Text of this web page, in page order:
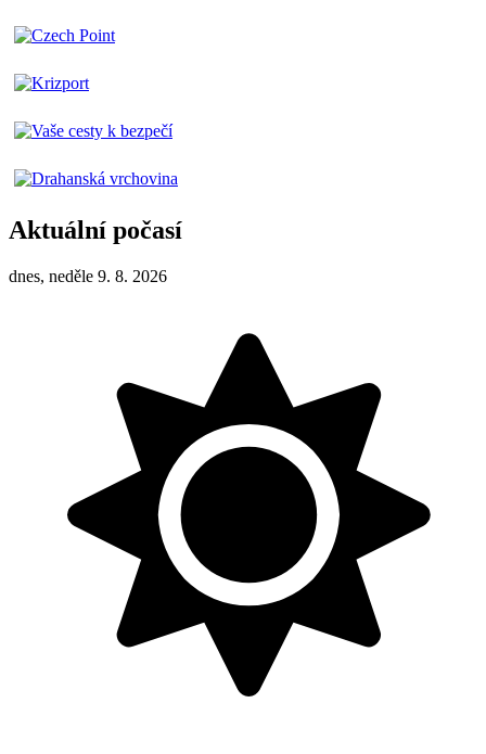
Aktuální počasí
dnes, neděle 9. 8. 2026